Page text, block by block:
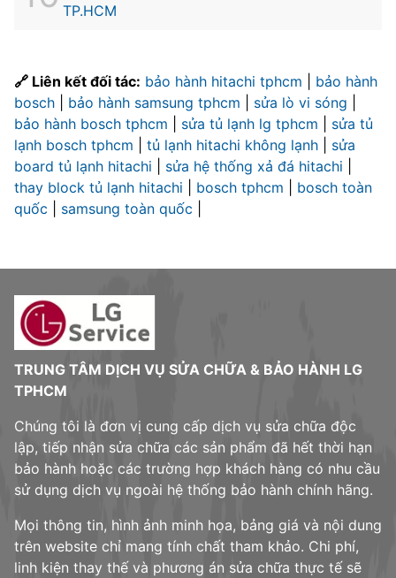
TP.HCM
🔗 Liên kết đối tác: bảo hành hitachi tphcm
bảo hành
bosch
bảo hành samsung tphcm sửa lò vi sóng
bảo hành bosch tphcm
sửa tủ lạnh lg tphcm
sửa tủ
lạnh bosch tphcm
tủ lạnh hitachi không lạnh
sửa
board tủ lạnh hitachi
sửa hệ thống xả đá hitachi
thay block tủ lạnh hitachi
bosch tphcm
bosch toàn
quốc
samsung toàn quốc
TRUNG TÂM DỊCH VỤ SỬA CHỮA & BẢO HÀNH LG
TPHCM
Chúng tôi là đơn vị cung cấp dịch vụ sửa chữa độc
lập, tiếp nhận sửa chữa các sản phẩm đã hết thời hạn
bảo hành hoặc các trường hợp khách hàng có nhu cầu
sử dụng dịch vụ ngoài hệ thống bảo hành chính hãng.
Mọi thông tin, hình ảnh minh họa, bảng giá và nội dung
trên website chỉ mang tính chất tham khảo. Chi phí,
linh kiện thay thế và phương án sửa chữa thực tế sẽ